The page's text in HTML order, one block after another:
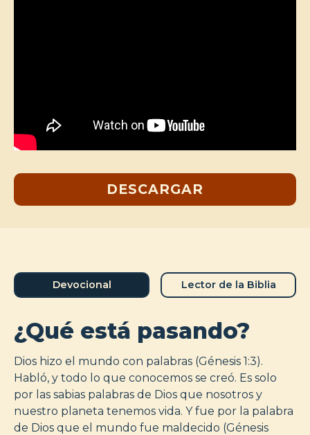
DESCARGAR
Devocional Lector de la Biblia
¿Qué está pasando?
Dios hizo el mundo con palabras (Génesis 1:3).
Habló, y todo lo que conocemos se creó. Es solo
por las sabias palabras de Dios que nosotros y
nuestro planeta tenemos vida. Y fue por la palabra
de Dios que el mundo fue maldecido (Génesis